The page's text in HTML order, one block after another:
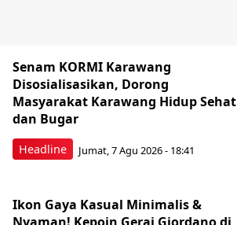
Headline
Senam KORMI Karawang
Disosialisasikan, Dorong
Masyarakat Karawang Hidup Sehat
dan Bugar
Jumat, 7 Agu 2026 - 18:41
Ikon Gaya Kasual Minimalis &